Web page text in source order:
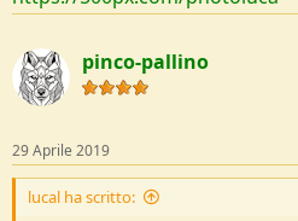
pinco-pallino
29 Aprile 2019
lucal ha scritto: